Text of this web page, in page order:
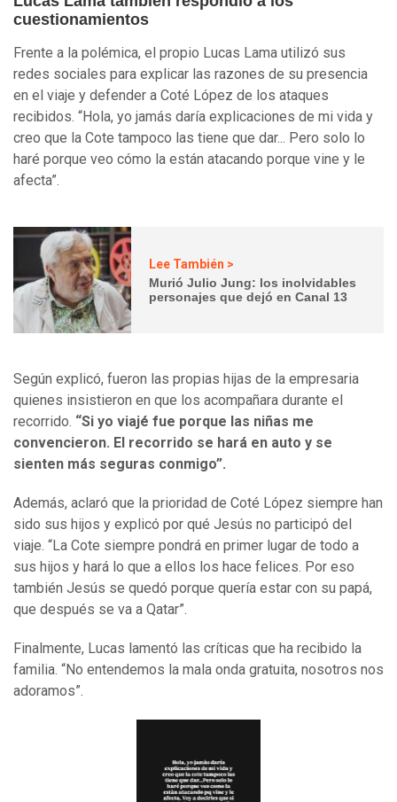
cuestionamientos
Frente a la polémica, el propio Lucas Lama utilizó sus
redes sociales para explicar las razones de su presencia
en el viaje y defender a Coté López de los ataques
recibidos. “Hola, yo jamás daría explicaciones de mi vida y
creo que la Cote tampoco las tiene que dar... Pero solo lo
haré porque veo cómo la están atacando porque vine y le
afecta”.
Lee También >
Murió Julio Jung: los inolvidables
personajes que dejó en Canal 13
Según explicó, fueron las propias hijas de la empresaria
quienes insistieron en que los acompañara durante el
recorrido. “Si yo viajé fue porque las niñas me
convencieron. El recorrido se hará en auto y se
sienten más seguras conmigo”.
Además, aclaró que la prioridad de Coté López siempre han
sido sus hijos y explicó por qué Jesús no participó del
viaje. “La Cote siempre pondrá en primer lugar de todo a
sus hijos y hará lo que a ellos los hace felices. Por eso
también Jesús se quedó porque quería estar con su papá,
que después se va a Qatar”.
Finalmente, Lucas lamentó las críticas que ha recibido la
familia. “No entendemos la mala onda gratuita, nosotros nos
adoramos”.